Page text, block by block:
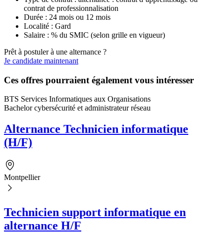
contrat de professionnalisation
Durée : 24 mois ou 12 mois
Localité : Gard
Salaire : % du SMIC (selon grille en vigueur)
Prêt à postuler à une alternance ?
Je candidate maintenant
Ces offres pourraient également vous intéresser
BTS Services Informatiques aux Organisations
Bachelor cybersécurité et administrateur réseau
Alternance Technicien informatique
(H/F)
Montpellier
Technicien support informatique en
alternance H/F